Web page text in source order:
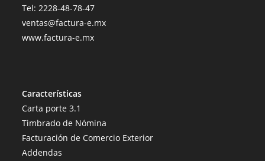
Tel:2228-48-78-47
ventas@factura-e.mx
www.factura-e.mx
Características
Carta porte 3.1
Timbrado de Nómina
Facturación de Comercio Exterior
Addendas